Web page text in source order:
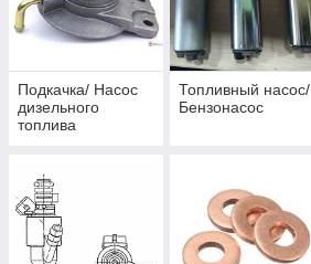
Подкачка/ Насос
дизельного
топлива
Топливный насос/
Бензонасос